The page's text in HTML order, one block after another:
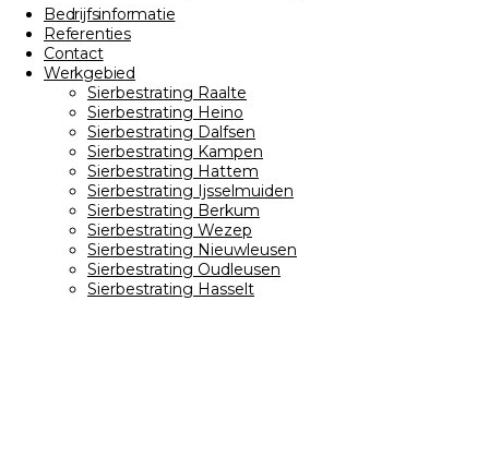
Bedrijfsinformatie
Referenties
Contact
Werkgebied
Sierbestrating Raalte
Sierbestrating Heino
Sierbestrating Dalfsen
Sierbestrating Kampen
Sierbestrating Hattem
Sierbestrating Ijsselmuiden
Sierbestrating Berkum
Sierbestrating Wezep
Sierbestrating Nieuwleusen
Sierbestrating Oudleusen
Sierbestrating Hasselt